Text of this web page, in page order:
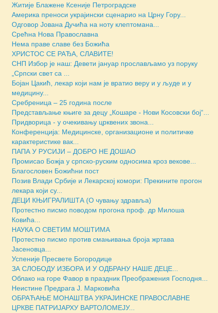
Житије Блажене Ксеније Петроградске
Америка преноси украјински сценарио на Црну Гору...
Одговор Јована Дучића на ноту клептомана...
Срећна Нова Православна
Нема праве славе без Божића
ХРИСТОС СЕ РАЂА, СЛАВИТЕ!
СНП Избор је наш: Девети јануар прослављамо уз поруку
„Српски свет са ...
Бојан Цакић, лекар који нам је вратио веру и у људе и у
медицину...
Сребреница – 25 година после
Представљање књиге за децу „Кошаре - Нови Косовски бој“...
Придворица - у очекивању црквених звона...
Конференција: Медицинске, организационе и политичке
карактеристике вак...
ПАПА У РУСИЈИ – ДОБРО НЕ ДОШАО
Промисао Божја у српско-руским односима кроз векове...
Благословен Божићни пост
Позив Влади Србије и Лекарској комори: Прекините прогон
лекара који су...
ДЕЦИ КЊИГРАЛИШТА (О чувању здравља)
Протестно писмо поводом прогона проф. др Милоша
Ковића...
НАУКА О СВЕТИМ МОШТИМА
Протестно писмо против смањивања броја жртава
Јасеновца...
Успеније Пресвете Богородице
ЗА СЛОБОДУ ИЗБОРА И У ОДБРАНУ НАШЕ ДЕЦЕ...
Облако на горе Фавор в праздник Преображения Господня...
Неистине Предрага Ј. Марковића
ОБРАЋАЊЕ МОНАШТВА УКРАЈИНСКЕ ПРАВОСЛАВНЕ
ЦРКВЕ ПАТРИЈАРХУ ВАРТОЛОМЕЈУ...